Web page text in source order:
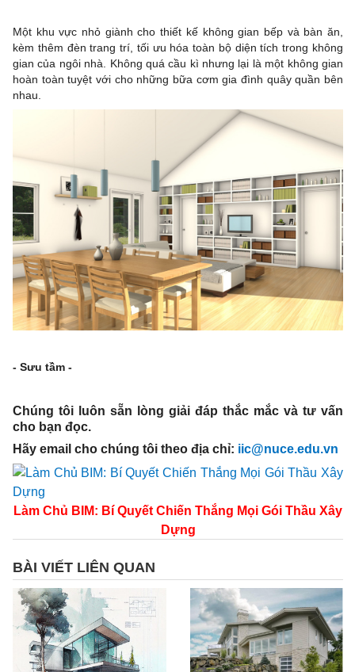
Một khu vực nhỏ giành cho thiết kế không gian bếp và bàn ăn,
kèm thêm đèn trang trí, tối ưu hóa toàn bộ diện tích trong không
gian của ngôi nhà. Không quá cầu kì nhưng lại là một không gian
hoàn toàn tuyệt với cho những bữa cơm gia đình quây quần bên
nhau.
- Sưu tầm -
Chúng tôi luôn sẵn lòng giải đáp thắc mắc và tư vấn
cho bạn đọc.
Hãy email cho chúng tôi theo địa chỉ: iic@nuce.edu.vn
Làm Chủ BIM: Bí Quyết Chiến Thắng Mọi Gói Thầu Xây
Dựng
BÀI VIẾT LIÊN QUAN